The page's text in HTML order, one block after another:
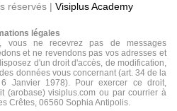
réservés | Visiplus Academy
légales
ne recevrez pas de messages
et ne revendons pas vos adresses et
d'un droit d'accès, de modification,
données vous concernant (art. 34 de la
Janvier 1978). Pour exercer ce droit,
(arobase) visiplus.com ou par courrier à
Crêtes, 06560 Sophia Antipolis.